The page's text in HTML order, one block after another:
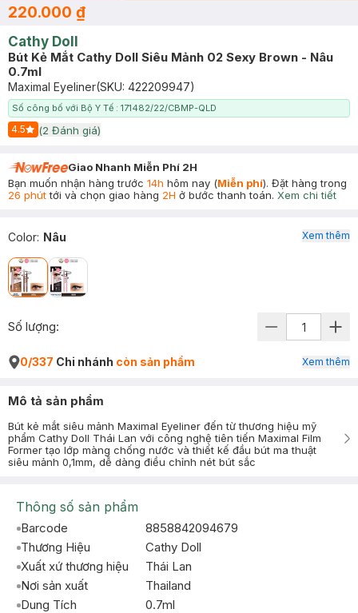
220.000 ₫
Cathy Doll
Bút Kẻ Mắt Cathy Doll Siêu Mảnh 02 Sexy Brown - Nâu
0.7ml
Maximal Eyeliner(SKU: 422209947)
Số công bố với Bộ Y Tế : 171482/22/CBMP-QLD
4.5
Start Icon
(2 Đánh giá)
Giao Nhanh Miễn Phí 2H
Bạn muốn nhận hàng trước 14h hôm nay (Miễn phí). Đặt hàng trong
26 phúttới và chọn giao hàng 2H ở bước thanh toán. Xem chi tiết
Color: Nâu Xem thêm
Số lượng:
0/337 Chi nhánh còn sản phẩm Xem thêm
Mô tả sản phẩm
Bút kẻ mắt siêu mảnh Maximal Eyeliner đến từ thương hiệu mỹ
phẩm Cathy Doll Thái Lan với công nghệ tiên tiến Maximal Film
Former tạo lớp màng chống nước và thiết kế đầu bút ma thuật
siêu mảnh 0,1mm, dễ dàng điều chỉnh nét bút sắc
Thông số sản phẩm
Barcode
8858842094679
Thương Hiệu
Cathy Doll
Xuất xứ thương hiệu
Thái Lan
Nơi sản xuất
Thailand
Dung Tích
0.7ml